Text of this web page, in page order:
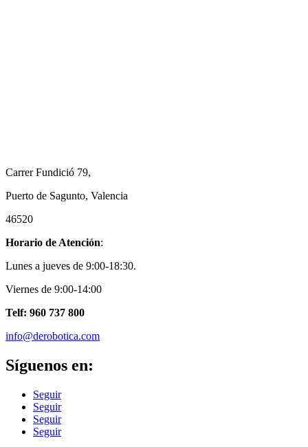
Carrer Fundició 79,
Puerto de Sagunto, Valencia
46520
Horario de Atención:
Lunes a jueves de 9:00-18:30.
Viernes de 9:00-14:00
Telf: 960 737 800
info@derobotica.com
Síguenos en:
Seguir
Seguir
Seguir
Seguir